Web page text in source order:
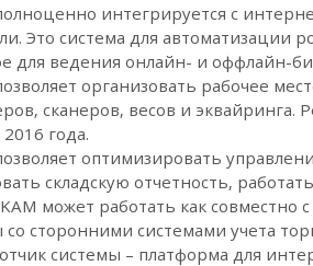
интегрируется с
Это система для автоматизации
для ведения онлайн- и оффлайн-
организовать рабочее
сканеров, весов и
года.
оптимизировать
складскую отчетность,
может работать как
со сторонними системами учета
системы – платформа для